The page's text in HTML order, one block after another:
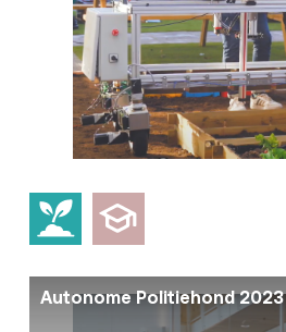
Autonome Politiehond 2023